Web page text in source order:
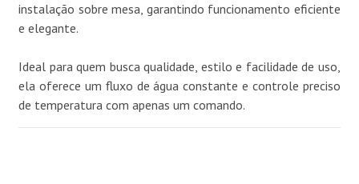
instalação sobre mesa, garantindo funcionamento eficiente
e elegante.
Ideal para quem busca qualidade, estilo e facilidade de uso,
ela oferece um fluxo de água constante e controle preciso
de temperatura com apenas um comando.